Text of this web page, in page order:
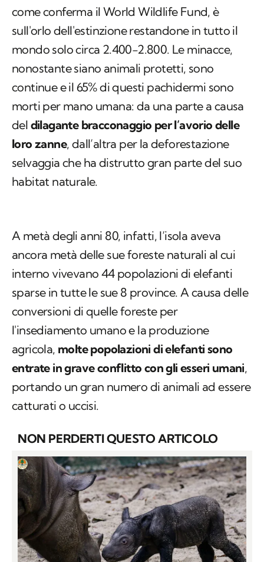
come conferma il World Wildlife Fund, è
sull'orlo dell'estinzione restandone in tutto il
mondo solo circa 2.400-2.800. Le minacce,
nonostante siano animali protetti, sono
continue e il 65% di questi pachidermi sono
morti per mano umana: da una parte a causa
del dilagante bracconaggio per l’avorio delle
loro zanne, dall’altra per la deforestazione
selvaggia che ha distrutto gran parte del suo
habitat naturale.
A metà degli anni 80, infatti, l’isola aveva
ancora metà delle sue foreste naturali al cui
interno vivevano 44 popolazioni di elefanti
sparse in tutte le sue 8 province. A causa delle
conversioni di quelle foreste per
l'insediamento umano e la produzione
agricola, molte popolazioni di elefanti sono
entrate in grave conflitto con gli esseri umani,
portando un gran numero di animali ad essere
catturati o uccisi.
NON PERDERTI QUESTO ARTICOLO